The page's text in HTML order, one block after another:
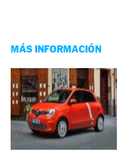
MÁS INFORMACIÓN